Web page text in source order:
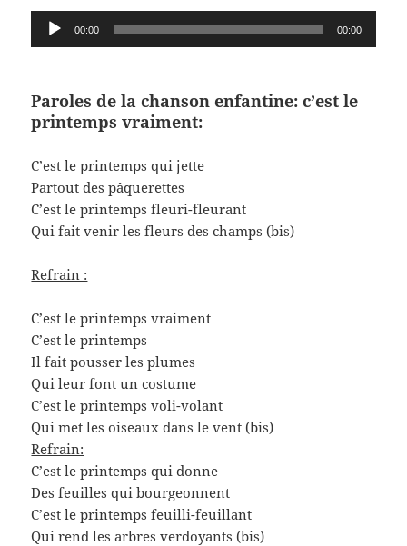
Lecteur 00:00 00:00
Paroles de la chanson enfantine: c’est le
printemps vraiment:
C’est le printemps qui jette
Partout des pâquerettes
C’est le printemps fleuri-fleurant
Qui fait venir les fleurs des champs (bis)
Refrain :
C’est le printemps vraiment
C’est le printemps
Il fait pousser les plumes
Qui leur font un costume
C’est le printemps voli-volant
Qui met les oiseaux dans le vent (bis)
Refrain:
C’est le printemps qui donne
Des feuilles qui bourgeonnent
C’est le printemps feuilli-feuillant
Qui rend les arbres verdoyants (bis)